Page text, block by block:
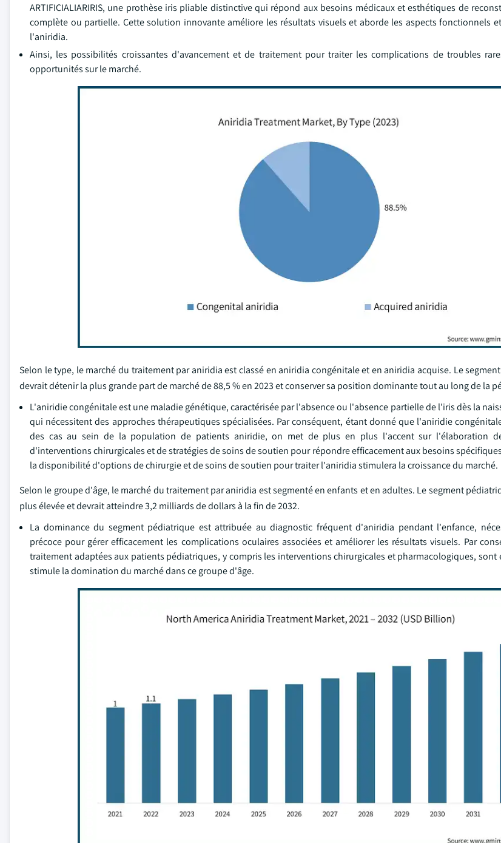
ARTIFICIALIARIRIS, une prothèse iris pliable distinctive qui répond aux besoins médicaux et esthétiques de
complète ou partielle. Cette solution innovante améliore les résultats visuels et aborde les aspects fonctionnels
l'aniridia.
Ainsi, les possibilités croissantes d'avancement et de traitement pour traiter les complications de troubles
opportunités sur le marché.
Selon le type, le marché du traitement par aniridia est classé en aniridia congénitale et en aniridia acquise. Le
devrait détenir la plus grande part de marché de 88,5 % en 2023 et conserver sa position dominante tout au long de la
L'aniridie congénitale est une maladie génétique, caractérisée par l'absence ou l'absence partielle de l'iris dès la
qui nécessitent des approches thérapeutiques spécialisées. Par conséquent, étant donné que l'aniridie
des cas au sein de la population de patients aniridie, on met de plus en plus l'accent sur l'élaboration
d'interventions chirurgicales et de stratégies de soins de soutien pour répondre efficacement aux besoins
la disponibilité d'options de chirurgie et de soins de soutien pour traiter l'aniridia stimulera la croissance du marché.
Selon le groupe d'âge, le marché du traitement par aniridia est segmenté en enfants et en adultes. Le segment
plus élevée et devrait atteindre 3,2 milliards de dollars à la fin de 2032.
La dominance du segment pédiatrique est attribuée au diagnostic fréquent d'aniridia pendant l'enfance,
précoce pour gérer efficacement les complications oculaires associées et améliorer les résultats visuels. Par
traitement adaptées aux patients pédiatriques, y compris les interventions chirurgicales et pharmacologiques, sont
stimule la domination du marché dans ce groupe d'âge.